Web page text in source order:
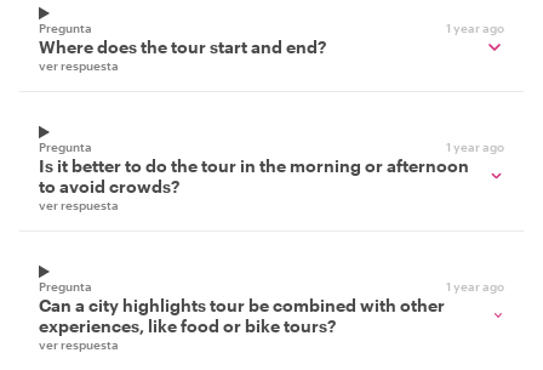
Pregunta 1 year ago
Where does the tour start and end?
ver respuesta
Pregunta 1 year ago
Is it better to do the tour in the morning or afternoon
to avoid crowds?
ver respuesta
Pregunta 1 year ago
Can a city highlights tour be combined with other
experiences, like food or bike tours?
ver respuesta